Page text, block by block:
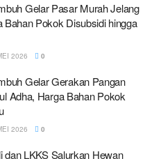
Gelar Pasar Murah Jelang
Bahan Pokok Disubsidi hingga
2026 0
Gelar Gerakan Pangan
Adha, Harga Bahan Pokok
2026 0
dan LKKS Salurkan Hewan